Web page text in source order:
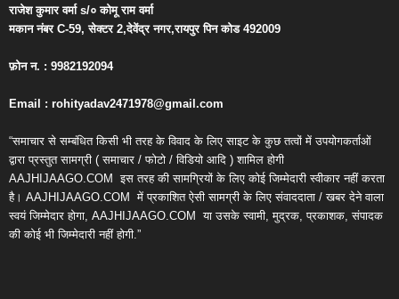
राजेश कुमार वर्माs/० कोमू राम वर्मा
मकान नंबरC-59,सेक्टर2,देवेंद्र नगर,रायपुर पिन कोड492009
फ़ोन न. : 9982192094
Email : rohityadav2471978@gmail.com
“समाचार से सम्बंधित किसी भी तरह के विवाद के लिए साइट के कुछ तत्वों में उपयोगकर्ताओं
द्वारा प्रस्तुत सामग्री ( समाचार / फोटो / विडियो आदि ) शामिल होगी
AAJHIJAAGO.COM इस तरह की सामग्रियों के लिए कोई जिम्मेदारी स्वीकार नहीं करता
है। AAJHIJAAGO.COM में प्रकाशित ऐसी सामग्री के लिए संवाददाता / खबर देने वाला
स्वयं जिम्मेदार होगा, AAJHIJAAGO.COM या उसके स्वामी, मुद्रक, प्रकाशक, संपादक
की कोई भी जिम्मेदारी नहीं होगी.”